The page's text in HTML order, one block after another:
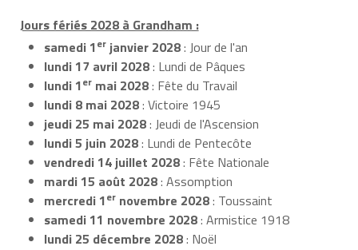
Jours fériés 2028 à Grandham :
samedi 1er janvier 2028: Jour de l'an
lundi 17 avril 2028: Lundi de Pâques
lundi 1er mai 2028: Fête du Travail
lundi 8 mai 2028: Victoire 1945
jeudi 25 mai 2028: Jeudi de l'Ascension
lundi 5 juin 2028: Lundi de Pentecôte
vendredi 14 juillet 2028: Fête Nationale
mardi 15 août 2028: Assomption
mercredi 1er novembre 2028: Toussaint
samedi 11 novembre 2028: Armistice 1918
lundi 25 décembre 2028: Noël